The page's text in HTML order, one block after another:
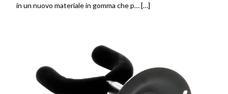
in un nuovo materiale in gomma che p… […]